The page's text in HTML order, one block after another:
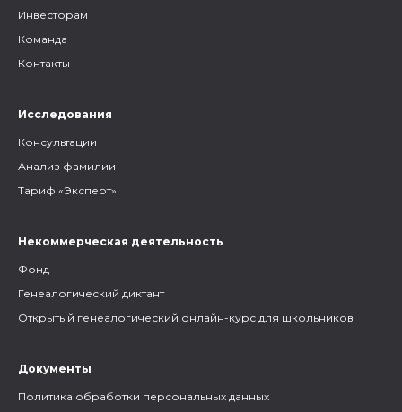
Инвесторам
Команда
Контакты
Исследования
Консультации
Анализ фамилии
Тариф «Эксперт»
Некоммерческая деятельность
Фонд
Генеалогический диктант
Открытый генеалогический онлайн-курс для школьников
Документы
Политика обработки персональных данных